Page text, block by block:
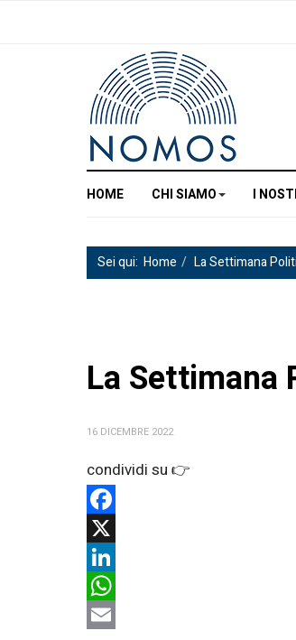
HOME CHI SIAMO I
Sei qui: Home La Settimana
La Settimana
16 DICEMBRE 2022
Facebook
X
LinkedIn
WhatsApp